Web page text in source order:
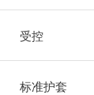
受控
标准护套